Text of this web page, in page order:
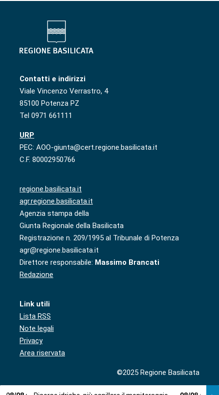
Contatti e indirizzi
Viale Vincenzo Verrastro, 4
85100 Potenza PZ
Tel 0971 661111
URP
PEC: AOO-giunta@cert.regione.basilicata.it
C.F. 80002950766
regione.basilicata.it
agr.regione.basilicata.it
Agenzia stampa della
Giunta Regionale della Basilicata
Registrazione n. 209/1995 al Tribunale di Potenza
agr@regione.basilicata.it
Direttore responsabile: Massimo Brancati
Redazione
Link utili
Lista RSS
Note legali
Privacy
Area riservata
©2025 Regione Basilicata